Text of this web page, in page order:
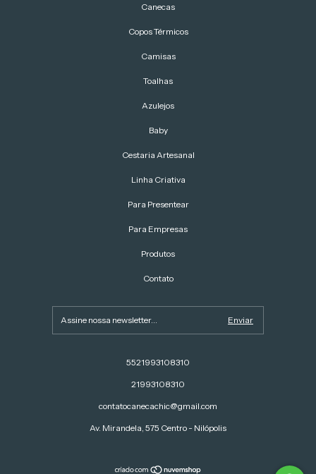
Canecas
Copos Térmicos
Camisas
Toalhas
Azulejos
Baby
Cestaria Artesanal
Linha Criativa
Para Presentear
Para Empresas
Produtos
Contato
5521993108310
21993108310
contatocanecachic@gmail.com
Av. Mirandela, 575 Centro - Nilópolis